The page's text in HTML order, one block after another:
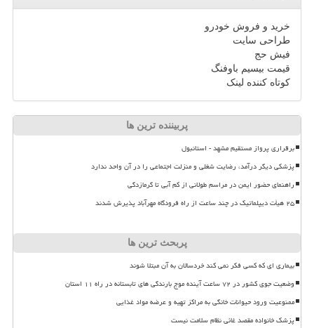
خرید و فروش خودرو
طراحی سایت
فیش حج
قیمت بیسیم باوفنگ
کوتاه کننده لینک
پربیننده ترین ها
برقراری پرواز مستقیم مشهد - استانبول
پزشکی دیگر درآمد، رضایت شغلی و منزلت اجتماعی را در آن واحد ندارد
راهنمای حضور ایمن در مراسم طولانی از کم آبی تا گرمازدگی
۲۵ هیأت دیپلماتیک در چند ساعت از راه فرودگاه مهرآباد پذیرش شدند
پربحث ترین ها
بیماری ای که کسی فکر نمی کند خردسالان به آن مبتلا شوند
وضعیت جوی کشور در ۷۲ ساعت آینده موج بارندگی های تابستانه در راه ۱۱ استان
ممنوعیت ورود حیوانات خانگی به مراکز تهیه و عرضه مواد غذایی
پزشک خانواده مقصد غائی نظام سلامت نیست